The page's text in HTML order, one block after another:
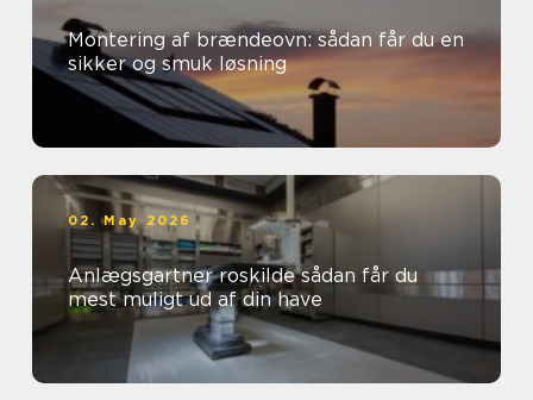
Montering af brændeovn: sådan får du en
sikker og smuk løsning
02. May 2026
Anlægsgartner roskilde sådan får du
mest muligt ud af din have